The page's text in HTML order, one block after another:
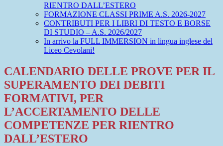
RIENTRO DALL’ESTERO
FORMAZIONE CLASSI PRIME A.S. 2026-2027
CONTRIBUTI PER I LIBRI DI TESTO E BORSE
DI STUDIO – A.S. 2026/2027
In arrivo la FULL IMMERSION in lingua inglese del
Liceo Cevolani!
CALENDARIO DELLE PROVE PER IL
SUPERAMENTO DEI DEBITI
FORMATIVI, PER
L’ACCERTAMENTO DELLE
COMPETENZE PER RIENTRO
DALL’ESTERO